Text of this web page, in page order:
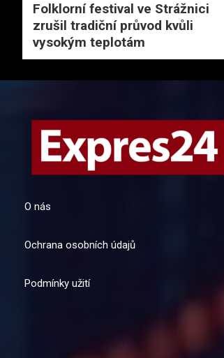
Folklorní festival ve Strážnici
zrušil tradiční průvod kvůli
vysokým teplotám
O nás
Ochrana osobních údajů
Podmínky užití